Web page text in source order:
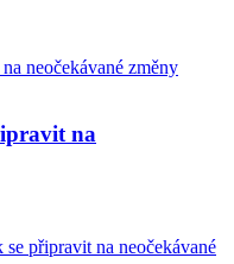
na
připravit na neočekávané